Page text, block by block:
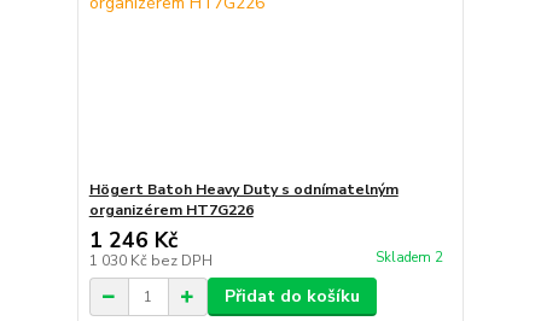
Högert Batoh Heavy Duty s odnímatelným
organizérem HT7G226
1 246 Kč
1 030 Kč bez DPH Skladem 2
Přidat do košíku